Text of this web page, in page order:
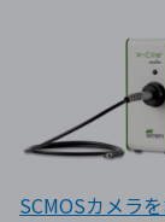
SCMOSカメラ